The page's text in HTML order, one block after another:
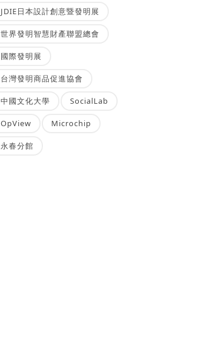
JDIE日本設計創意暨發明展
世界發明智慧財產聯盟總會
國際發明展
台灣發明商品促進協會
中國文化大學 SocialLab
OpView Microchip
永春分館